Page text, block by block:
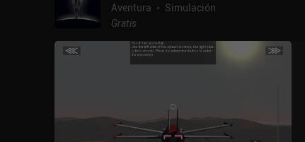
Aventura
Simulación
Gratis